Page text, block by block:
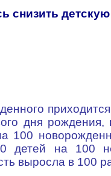
снизить
дня
100
детей на 100
выросла в 100